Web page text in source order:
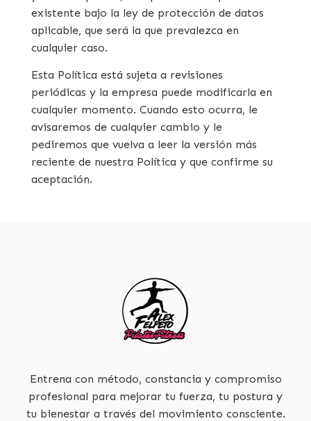
existente bajo la ley de protección de datos
aplicable, que será la que prevalezca en
cualquier caso.
Esta Política está sujeta a revisiones
periódicas y la empresa puede modificarla en
cualquier momento. Cuando esto ocurra, le
avisaremos de cualquier cambio y le
pediremos que vuelva a leer la versión más
reciente de nuestra Política y que confirme su
aceptación.
Entrena con método, constancia y compromiso
profesional para mejorar tu fuerza, tu postura y
tu bienestar a través del movimiento consciente.